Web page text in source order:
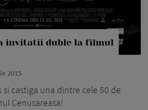
invitatii duble la filmul
2015
castiga una dintre cele 50 de
Cenusareasa!